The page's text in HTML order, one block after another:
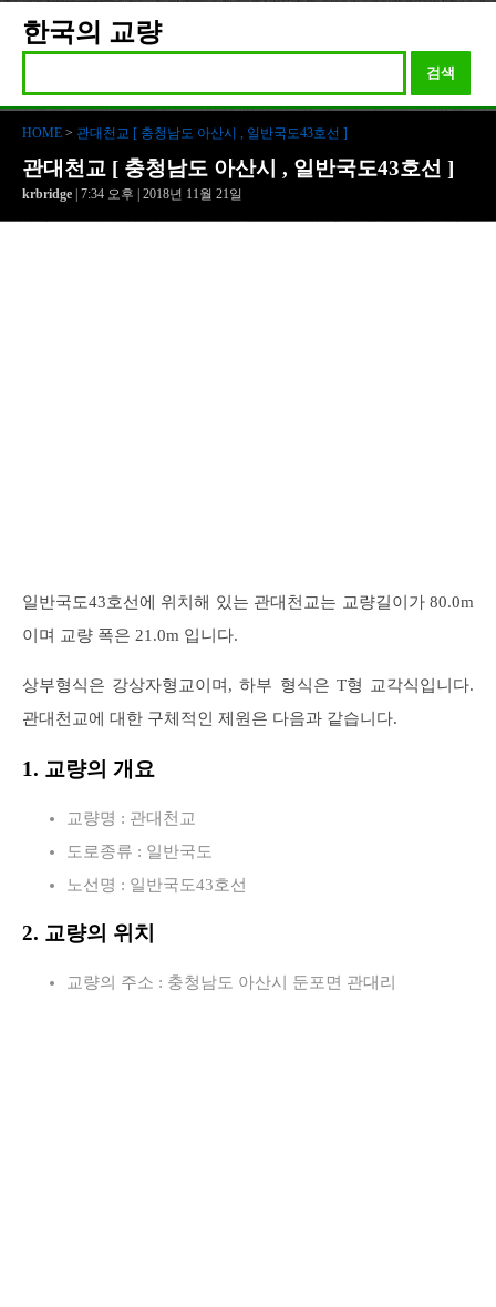
한국의 교량
검색
HOME > 관대천교 [ 충청남도 아산시 , 일반국도43호선 ]
관대천교 [ 충청남도 아산시 , 일반국도43호선 ]
krbridge | 7:34 오후 | 2018년 11월 21일
일반국도43호선에 위치해 있는 관대천교는 교량길이가 80.0m
이며 교량 폭은 21.0m 입니다.
상부형식은 강상자형교이며, 하부 형식은 T형 교각식입니다.
관대천교에 대한 구체적인 제원은 다음과 같습니다.
1. 교량의 개요
교량명 : 관대천교
도로종류 : 일반국도
노선명 : 일반국도43호선
2. 교량의 위치
교량의 주소 : 충청남도 아산시 둔포면 관대리